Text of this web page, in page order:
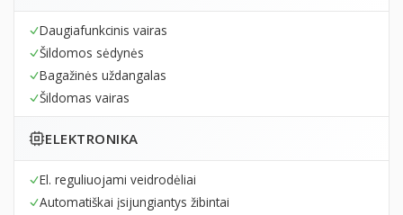
Daugiafunkcinis vairas
Šildomos sėdynės
Bagažinės uždangalas
Šildomas vairas
ELEKTRONIKA
El. reguliuojami veidrodėliai
Automatiškai įsijungiantys žibintai